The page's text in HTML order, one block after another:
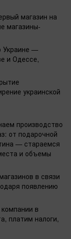
магазин на
магазины-
Украине —
и Одессе,
украинской
производство
от подарочной
— стараемся
и объемы
в связи
появлению
в
платим налоги,